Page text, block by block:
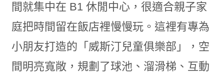
間就集中在 B1 休閒中心，很適合親子家
庭把時間留在飯店裡慢慢玩。這裡有專為
小朋友打造的「威斯汀兒童俱樂部」，空
間明亮寬敞，規劃了球池、溜滑梯、互動